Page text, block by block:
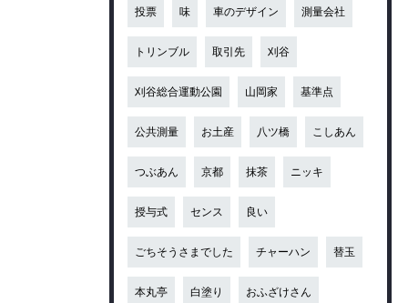
投票 味 車のデザイン 測量会社
トリンブル 取引先 刈谷
刈谷総合運動公園 山岡家 基準点
公共測量 お土産 八ツ橋 こしあん
つぶあん 京都 抹茶 ニッキ
授与式 センス 良い
ごちそうさまでした チャーハン 替玉
本丸亭 白塗り おふざけさん